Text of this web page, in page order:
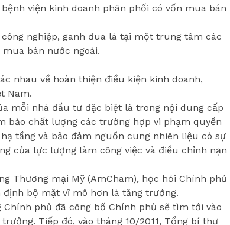
viện kinh doanh phân phối có vốn mua bán
nghiệp, ganh đua là tại một trung tâm các
bán nước ngoài.
nhau về hoàn thiện điều kiện kinh doanh,
Nam.
mỗi nhà đầu tư đặc biệt là trong nội dung cấp
bảo chất lượng các trường hợp vi phạm quyền
tầng và bảo đảm nguồn cung nhiên liệu có sự
của lực lượng làm công việc và điều chỉnh nạn
Thương mại Mỹ (AmCham), học hỏi Chính phủ
định bộ mặt vĩ mô hơn là tăng trưởng.
phủ đã công bố Chính phủ sẽ tìm tới vào
Tiếp đó, vào tháng 10/2011, Tổng bí thư